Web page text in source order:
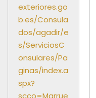
exteriores.go
b.es/Consula
dos/agadir/e
s/ServiciosC
onsulares/Pa
ginas/index.a
spx?
scco=Marrue